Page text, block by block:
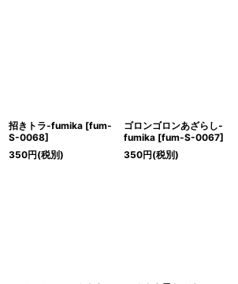
招きトラ-fumika [fum-
S-0068]
350円(税別)
ゴロンゴロンあざらし-
fumika [fum-S-0067]
350円(税別)